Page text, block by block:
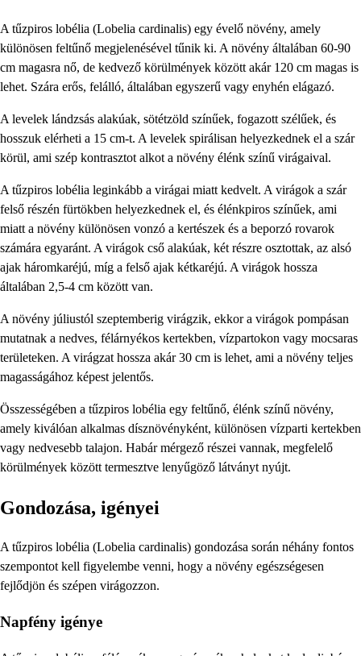
A tűzpiros lobélia (Lobelia cardinalis) egy évelő növény, amely
különösen feltűnő megjelenésével tűnik ki. A növény általában 60-90
cm magasra nő, de kedvező körülmények között akár 120 cm magas is
lehet. Szára erős, felálló, általában egyszerű vagy enyhén elágazó.
A levelek lándzsás alakúak, sötétzöld színűek, fogazott szélűek, és
hosszuk elérheti a 15 cm-t. A levelek spirálisan helyezkednek el a szár
körül, ami szép kontrasztot alkot a növény élénk színű virágaival.
A tűzpiros lobélia leginkább a virágai miatt kedvelt. A virágok a szár
felső részén fürtökben helyezkednek el, és élénkpiros színűek, ami
miatt a növény különösen vonzó a kertészek és a beporzó rovarok
számára egyaránt. A virágok cső alakúak, két részre osztottak, az alsó
ajak háromkaréjú, míg a felső ajak kétkaréjú. A virágok hossza
általában 2,5-4 cm között van.
A növény júliustól szeptemberig virágzik, ekkor a virágok pompásan
mutatnak a nedves, félárnyékos kertekben, vízpartokon vagy mocsaras
területeken. A virágzat hossza akár 30 cm is lehet, ami a növény teljes
magasságához képest jelentős.
Összességében a tűzpiros lobélia egy feltűnő, élénk színű növény,
amely kiválóan alkalmas dísznövényként, különösen vízparti kertekben
vagy nedvesebb talajon. Habár mérgező részei vannak, megfelelő
körülmények között termesztve lenyűgöző látványt nyújt.
Gondozása, igényei
A tűzpiros lobélia (Lobelia cardinalis) gondozása során néhány fontos
szempontot kell figyelembe venni, hogy a növény egészségesen
fejlődjön és szépen virágozzon.
Napfény igénye